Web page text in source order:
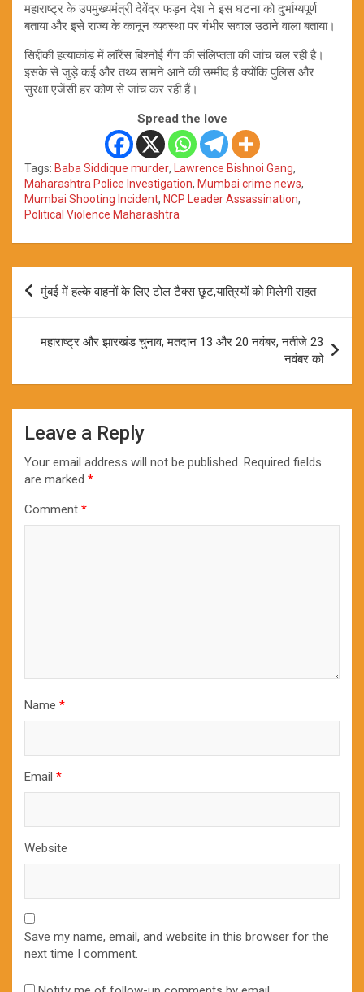
महाराष्ट्र के उपमुख्यमंत्री देवेंद्र फड़न देश ने इस घटना को दुर्भाग्यपूर्ण
बताया और इसे राज्य के कानून व्यवस्था पर गंभीर सवाल उठाने वाला बताया।
सिद्दीकी हत्याकांड में लॉरेंस बिश्नोई गैंग की संलिप्तता की जांच चल रही है।
इसके से जुड़े कई और तथ्य सामने आने की उम्मीद है क्योंकि पुलिस और
सुरक्षा एजेंसी हर कोण से जांच कर रही हैं।
Spread the love
Tags: Baba Siddique murder, Lawrence Bishnoi Gang,
Maharashtra Police Investigation, Mumbai crime news,
Mumbai Shooting Incident, NCP Leader Assassination,
Political Violence Maharashtra
Post
navigation
मुंबई में हल्के वाहनों के लिए टोल टैक्स छूट,यात्रियों को मिलेगी राहत
महाराष्ट्र और झारखंड चुनाव, मतदान 13 और 20 नवंबर, नतीजे 23
नवंबर को
Leave a Reply
Your email address will not be published. Required fields
are marked *
Comment *
Name *
Email *
Website
Save my name, email, and website in this browser for the
next time I comment.